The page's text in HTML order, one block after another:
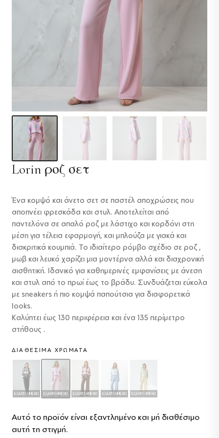
Lorin ροζ σετ
Ένα κομψό και άνετο σετ σε παστέλ αποχρώσεις που
αποπνέει φρεσκάδα και στυλ. Αποτελείται από
παντελόνα σε απαλό ροζ με λάστιχο και κορδόνι στη
μέση για τέλεια εφαρμογή, και μπλούζα με γιακά και
διακριτικά κουμπιά. Το ιδιαίτερο ρόμβο σχέδιο σε ροζ ,
μωβ και λευκό χαρίζει μια μοντέρνα αλλά και διαχρονική
αισθητική. Ιδανικό για καθημερινές εμφανίσεις με άνεση
και στυλ από το πρωί έως το βράδυ. Συνδυάζεται εύκολα
με sneakers ή πιο κομψά παπούτσια για διαφορετικά
looks.
Καλύπτει έως 130 περιφέρεια και ένα 135 περίμετρο
στήθους .
ΔΙΑΘΈΣΙΜΑ ΧΡΏΜΑΤΑ
ΕΞΑΝΤΛΗΜΈΝΟ ΕΞΑΝΤΛΗΜΈΝΟ ΕΞΑΝΤΛΗΜΈΝΟ ΕΞΑΝΤΛΗΜΈΝΟ ΕΞΑΝΤΛΗΜΈΝΟ
Αυτό το προϊόν είναι εξαντλημένο και μή διαθέσιμο
αυτή τη στιγμή.